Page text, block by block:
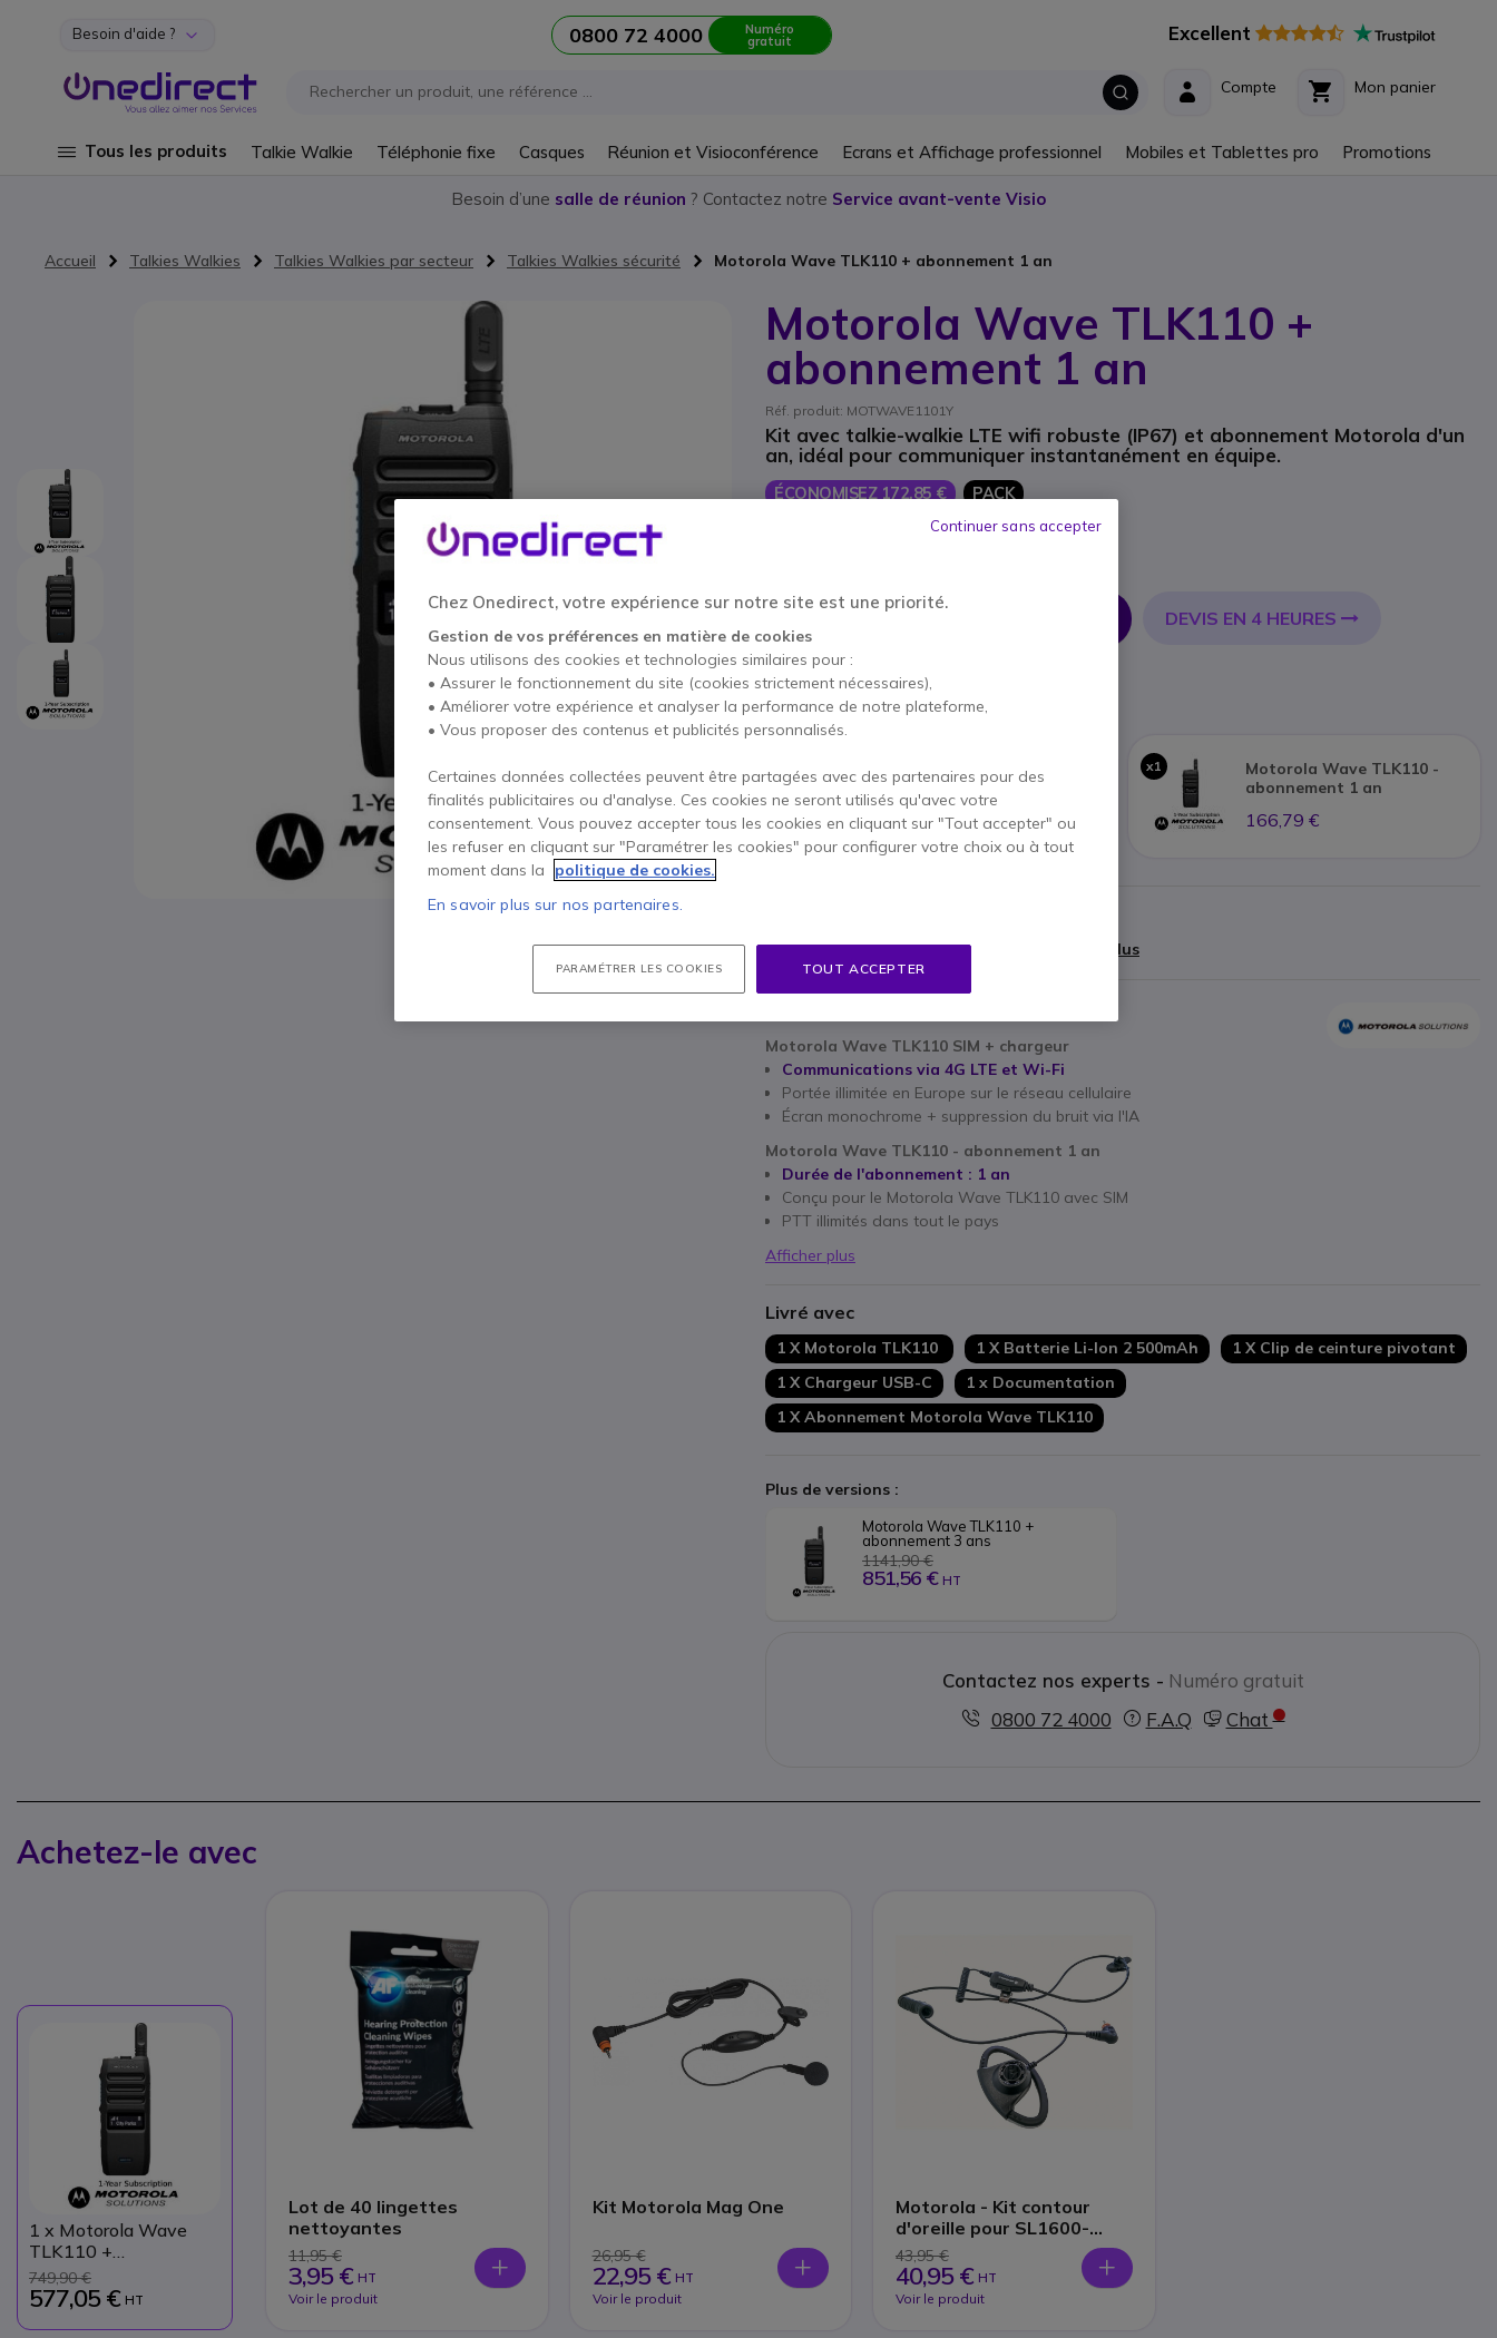
Aller au contenu
Besoin d'aide ? 0800 72 4000 Numéro
gratuit Excellent
Mon panier
Compte
Tous les produits Talkie Walkie Téléphonie fixe Casques Réunion et Visioconférence Ecrans et Affichage professionnel Mobiles et Tablettes pro Promotions
Besoin d’une salle de réunion ? Contactez notre Service avant-vente Visio
Accueil Talkies Walkies Talkies Walkies par secteur Talkies Walkies sécurité Motorola Wave TLK110 + abonnement 1 an
Motorola Wave TLK110 +
abonnement 1 an
Réf. produit: MOTWAVE1101Y
Kit avec talkie-walkie LTE wifi robuste (IP67) et abonnement Motorola d'un
an, idéal pour communiquer instantanément en équipe.
ÉCONOMISEZ 172,85 € PACK
Qté
DEVIS EN 4 HEURES
Épuisé
Compris dans ce pack :
Motorola Wave TLK110 SIM
+ chargeur
410,26 €
x1
Motorola Wave TLK110 -
abonnement 1 an
166,79 €
Payez en 4 sans frais (173,12 € Afficher plus
Motorola Wave TLK110 SIM + chargeur
Communications via 4G LTE et Wi-Fi
Portée illimitée en Europe sur le réseau cellulaire
Écran monochrome + suppression du bruit via l'IA
Motorola Wave TLK110 - abonnement 1 an
Durée de l'abonnement : 1 an
Conçu pour le Motorola Wave TLK110 avec SIM
PTT illimités dans tout le pays
Afficher plus
Livré avec
1 X Motorola TLK110 1 X Batterie Li-Ion 2 500mAh
1 X Clip de ceinture pivotant
1 X Chargeur USB-C
1 x Documentation
1 X Abonnement Motorola Wave TLK110
Plus de versions :
Motorola Wave TLK110 +
abonnement 3 ans
1141,90 €
851,56 € HT
Contactez nos experts - Numéro gratuit
0800 72 4000
F.A.Q Chat
Achetez-le avec
1 x Motorola Wave
TLK110 +
abonnement 1 an
749,90 €
577,05 € HT
Lot de 40 lingettes
nettoyantes
11,95 €
3,95 € HT
Voir le produit
Kit Motorola Mag One
26,95 €
22,95 € HT
Voir le produit
Motorola - Kit contour
d'oreille pour SL1600-
SL4000 Séries
43,95 €
40,95 € HT
Voir le produit
Chez Onedirect, votre expérience sur notre site est une priorité.
Gestion de vos préférences en matière de cookies
Nous utilisons des cookies et technologies similaires pour :
• Assurer le fonctionnement du site (cookies strictement nécessaires),
• Améliorer votre expérience et analyser la performance de notre plateforme,
• Vous proposer des contenus et publicités personnalisés.
Certaines données collectées peuvent être partagées avec des partenaires pour des
finalités publicitaires ou d'analyse. Ces cookies ne seront utilisés qu'avec votre
consentement. Vous pouvez accepter tous les cookies en cliquant sur "Tout accepter" ou
les refuser en cliquant sur "Paramétrer les cookies" pour configurer votre choix ou à tout
moment dans la
politique de cookies.
En savoir plus sur nos partenaires.
PARAMÉTRER LES COOKIES TOUT ACCEPTER
Continuer sans accepter